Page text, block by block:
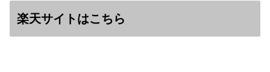
楽天サイトはこちら